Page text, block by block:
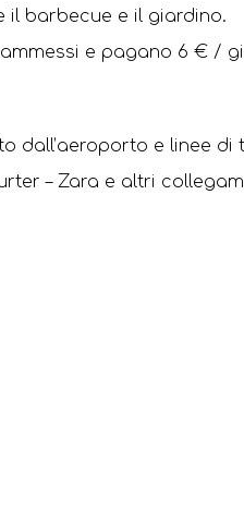
il barbecue e il giardino.
e pagano 6 € /
dall’aeroporto e linee di
– Zara e altri